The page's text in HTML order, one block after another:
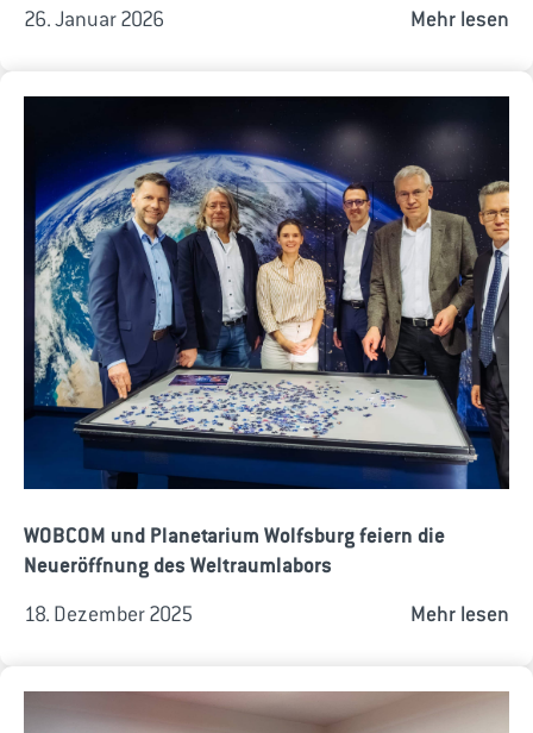
26. Januar 2026 Mehr lesen
WOBCOM und Planetarium Wolfsburg feiern die
Neueröffnung des Weltraumlabors
18. Dezember 2025 Mehr lesen